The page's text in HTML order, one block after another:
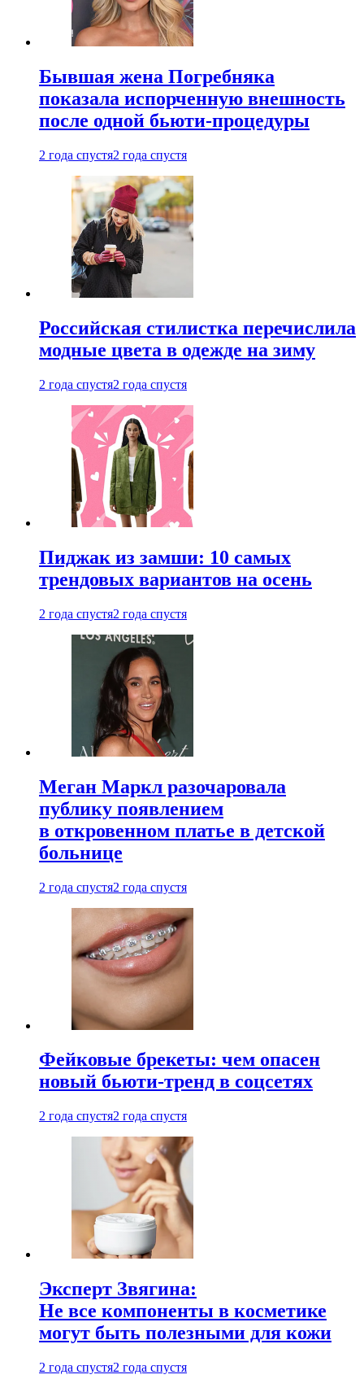
Бывшая жена Погребняка
показала испорченную внешность
после одной бьюти-процедуры
2 года спустя2 года спустя
Российская стилистка перечислила
модные цвета в одежде на зиму
2 года спустя2 года спустя
Пиджак из замши: 10 самых
трендовых вариантов на осень
2 года спустя2 года спустя
Меган Маркл разочаровала
публику появлением
в откровенном платье в детской
больнице
2 года спустя2 года спустя
Фейковые брекеты: чем опасен
новый бьюти-тренд в соцсетях
2 года спустя2 года спустя
Эксперт Звягина:
Не все компоненты в косметике
могут быть полезными для кожи
2 года спустя2 года спустя